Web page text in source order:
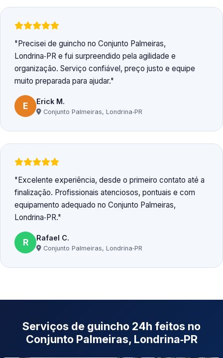
Precisei de guincho no Conjunto Palmeiras,
Londrina‑PR e fui surpreendido pela agilidade e
organização. Serviço confiável, preço justo e equipe
muito preparada para ajudar.
E Erick M.
Conjunto Palmeiras, Londrina‑PR
Excelente experiência, desde o primeiro contato até a
finalização. Profissionais atenciosos, pontuais e com
equipamento adequado no Conjunto Palmeiras,
Londrina‑PR.
R Rafael C.
Conjunto Palmeiras, Londrina‑PR
Serviços de guincho 24h feitos no
Conjunto Palmeiras, Londrina‑PR